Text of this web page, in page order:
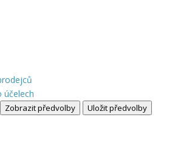
účelech
Zobrazit předvolby Uložit předvolby